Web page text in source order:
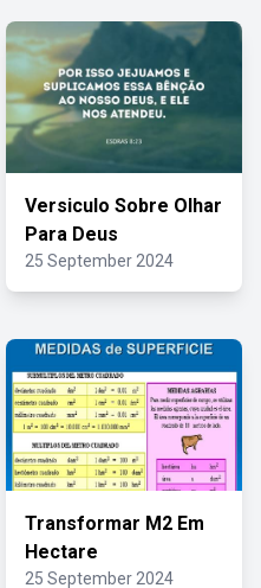
Versiculo Sobre Olhar
Para Deus
25 September 2024
Transformar M2 Em
Hectare
25 September 2024